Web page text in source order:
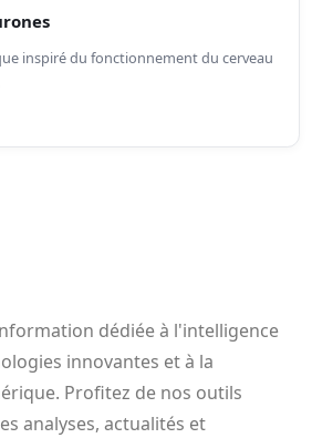
inspiré du fonctionnement du cerveau
dédiée à l'intelligence
innovantes et à la
Profitez de nos outils
analyses, actualités et